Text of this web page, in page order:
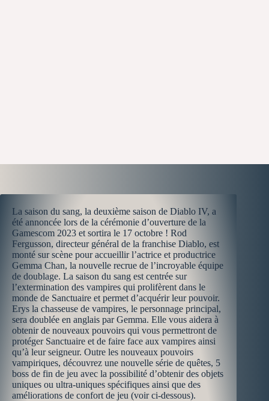
La saison du sang, la deuxième saison de Diablo IV, a
été annoncée lors de la cérémonie d’ouverture de la
Gamescom 2023 et sortira le 17 octobre ! Rod
Fergusson, directeur général de la franchise Diablo, est
monté sur scène pour accueillir l’actrice et productrice
Gemma Chan, la nouvelle recrue de l’incroyable équipe
de doublage. La saison du sang est centrée sur
l’extermination des vampires qui prolifèrent dans le
monde de Sanctuaire et permet d’acquérir leur pouvoir.
Erys la chasseuse de vampires, le personnage principal,
sera doublée en anglais par Gemma. Elle vous aidera à
obtenir de nouveaux pouvoirs qui vous permettront de
protéger Sanctuaire et de faire face aux vampires ainsi
qu’à leur seigneur. Outre les nouveaux pouvoirs
vampiriques, découvrez une nouvelle série de quêtes, 5
boss de fin de jeu avec la possibilité d’obtenir des objets
uniques ou ultra-uniques spécifiques ainsi que des
améliorations de confort de jeu (voir ci-dessous).